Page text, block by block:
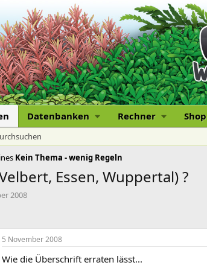
Datenbanken Rechner Shop
Kein Thema - wenig Regeln
Essen, Wuppertal) ?
2008
5 November 2008
Wie die Überschrift erraten lässt...